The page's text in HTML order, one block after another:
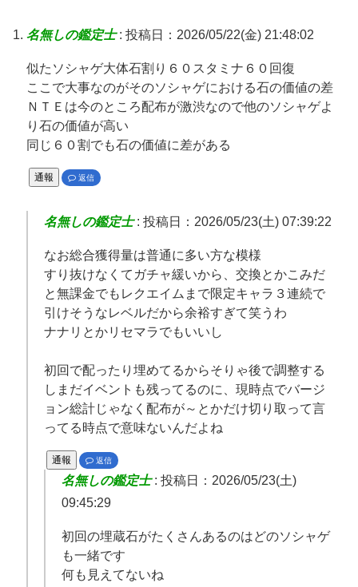
名無しの鑑定士: 投稿日：2026/05/22(金) 21:48:02
似たソシャゲ大体石割り６０スタミナ６０回復
ここで大事なのがそのソシャゲにおける石の価値の差
ＮＴＥは今のところ配布が激渋なので他のソシャゲよ
り石の価値が高い
同じ６０割でも石の価値に差がある
通報 返信
名無しの鑑定士: 投稿日：2026/05/23(土) 07:39:22
なお総合獲得量は普通に多い方な模様
すり抜けなくてガチャ緩いから、交換とかこみだ
と無課金でもレクエイムまで限定キャラ３連続で
引けそうなレベルだから余裕すぎて笑うわ
ナナリとかリセマラでもいいし
初回で配ったり埋めてるからそりゃ後で調整する
しまだイベントも残ってるのに、現時点でバージ
ョン総計じゃなく配布が～とかだけ切り取って言
ってる時点で意味ないんだよね
通報 返信
名無しの鑑定士: 投稿日：2026/05/23(土)
09:45:29
初回の埋蔵石がたくさんあるのはどのソシャゲ
も一緒です
何も見えてないね